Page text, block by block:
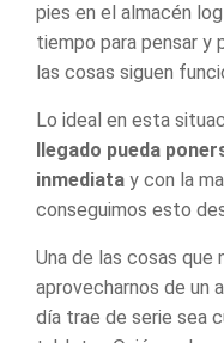
pies en el almacén
tiempo para pensar y
las cosas siguen
Lo ideal en esta
llegado pueda
inmediata y con la
conseguimos esto
Una de las cosas
aprovecharnos de un
día trae de serie sea